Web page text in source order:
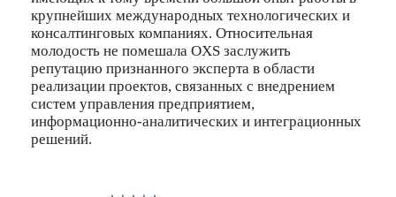
крупнейших международных технологических и
консалтинговых компаниях. Относительная
молодость не помешала OXS заслужить
репутацию признанного эксперта в области
реализации проектов, связанных с внедрением
систем управления предприятием,
информационно-аналитических и интеграционных
решений.